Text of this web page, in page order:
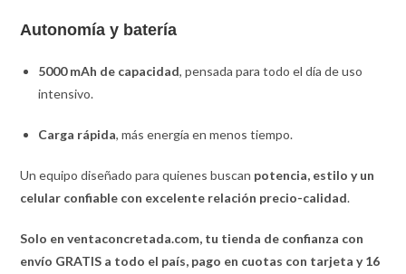
Autonomía y batería
5000 mAh de capacidad, pensada para todo el día de uso
intensivo.
Carga rápida, más energía en menos tiempo.
Un equipo diseñado para quienes buscan potencia, estilo y un
celular confiable con excelente relación precio-calidad.
Solo en ventaconcretada.com, tu tienda de confianza con
envío GRATIS a todo el país, pago en cuotas con tarjeta y 16